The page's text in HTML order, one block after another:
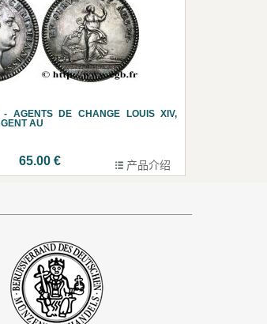
AGENTS DE CHANGE LOUIS XIV,
AU
65.00 € 产品介绍